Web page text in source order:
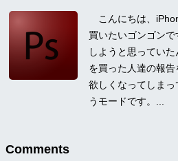
こんにちは、
買いたいゴンゴン
しようと思ってい
を買った人達の報
欲しくなってしま
うモードです。...
Comments